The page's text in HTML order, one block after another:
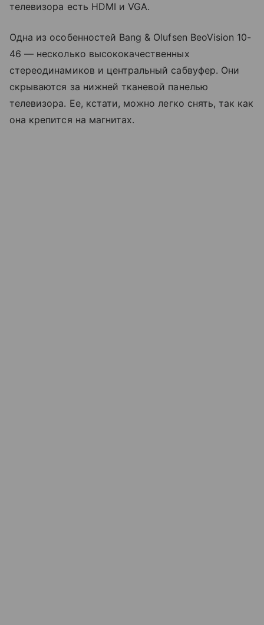
телевизора есть HDMI и VGA.
Одна из особенностей Bang & Olufsen BeoVision 10-
46 — несколько высококачественных
стереодинамиков и центральный сабвуфер. Они
скрываются за нижней тканевой панелью
телевизора. Ее, кстати, можно легко снять, так как
она крепится на магнитах.